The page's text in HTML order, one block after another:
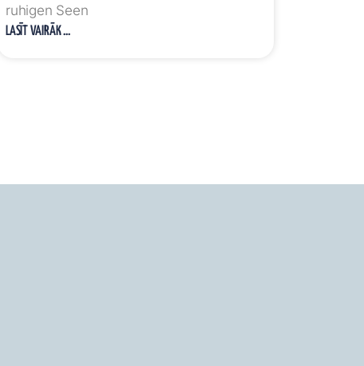
ruhigen Seen
LASĪT VAIRĀK ...